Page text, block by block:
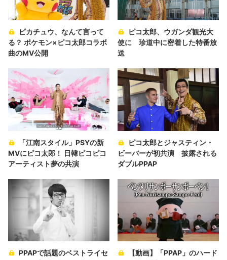
ピカチュウ、なんて言って
る？ ポケモン×ピコ太郎コラボ
曲のMV公開
ピコ太郎、ウガンダ観光大
使に 珍道中に密着した特番放
送
「江南スタイル」PSYの新
MVにピコ太郎！ 日韓ピコピコ
アーティスト夢の共演
ピコ太郎とジャスティン・
ビーバーが初共演 披露される
ダブルPPAP
PPAPで話題のベストライセ
【動画】「PPAP」のハード